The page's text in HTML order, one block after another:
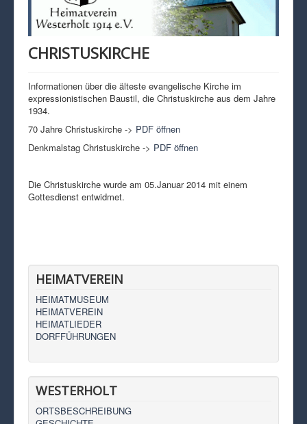
IMPRESSUM
DATENSCHUTZ
CHRISTUSKIRCHE
Informationen über die älteste evangelische Kirche im
expressionistischen Baustil, die Christuskirche aus dem Jahre
1934.
70 Jahre Christuskirche -> PDF öffnen
Denkmalstag Christuskirche -> PDF öffnen
Die Christuskirche wurde am 05.Januar 2014 mit einem
Gottesdienst entwidmet.
HEIMATVEREIN
HEIMATMUSEUM
HEIMATVEREIN
HEIMATLIEDER
DORFFÜHRUNGEN
WESTERHOLT
ORTSBESCHREIBUNG